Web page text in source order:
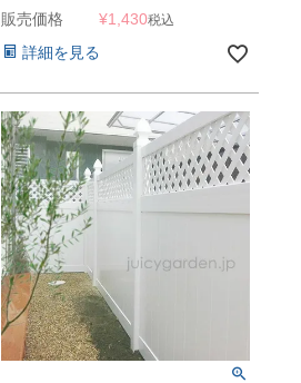
販売価格
¥1,430税込
詳細を見る